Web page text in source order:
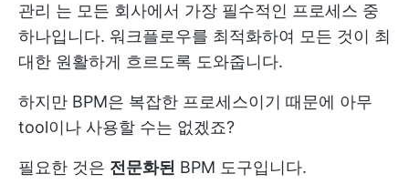
관리 는 모든 회사에서 가장 필수적인 프로세스 중
하나입니다. 워크플로우를 최적화하여 모든 것이 최
대한 원활하게 흐르도록 도와줍니다.
하지만 BPM은 복잡한 프로세스이기 때문에 아무
tool이나 사용할 수는 없겠죠?
필요한 것은 전문화된 BPM 도구입니다.